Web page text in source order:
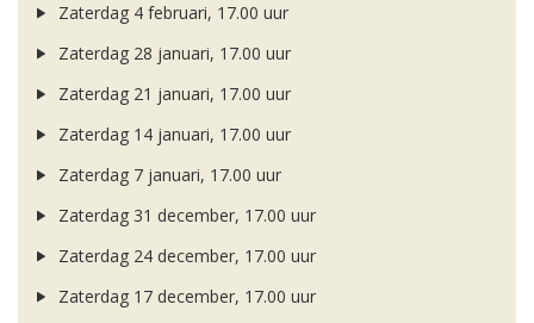
Zaterdag 4 februari, 17.00 uur
Zaterdag 28 januari, 17.00 uur
Zaterdag 21 januari, 17.00 uur
Zaterdag 14 januari, 17.00 uur
Zaterdag 7 januari, 17.00 uur
Zaterdag 31 december, 17.00 uur
Zaterdag 24 december, 17.00 uur
Zaterdag 17 december, 17.00 uur